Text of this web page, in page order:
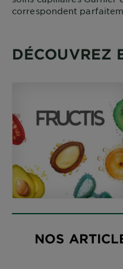
correspondent
DÉCOUVREZ
NOS